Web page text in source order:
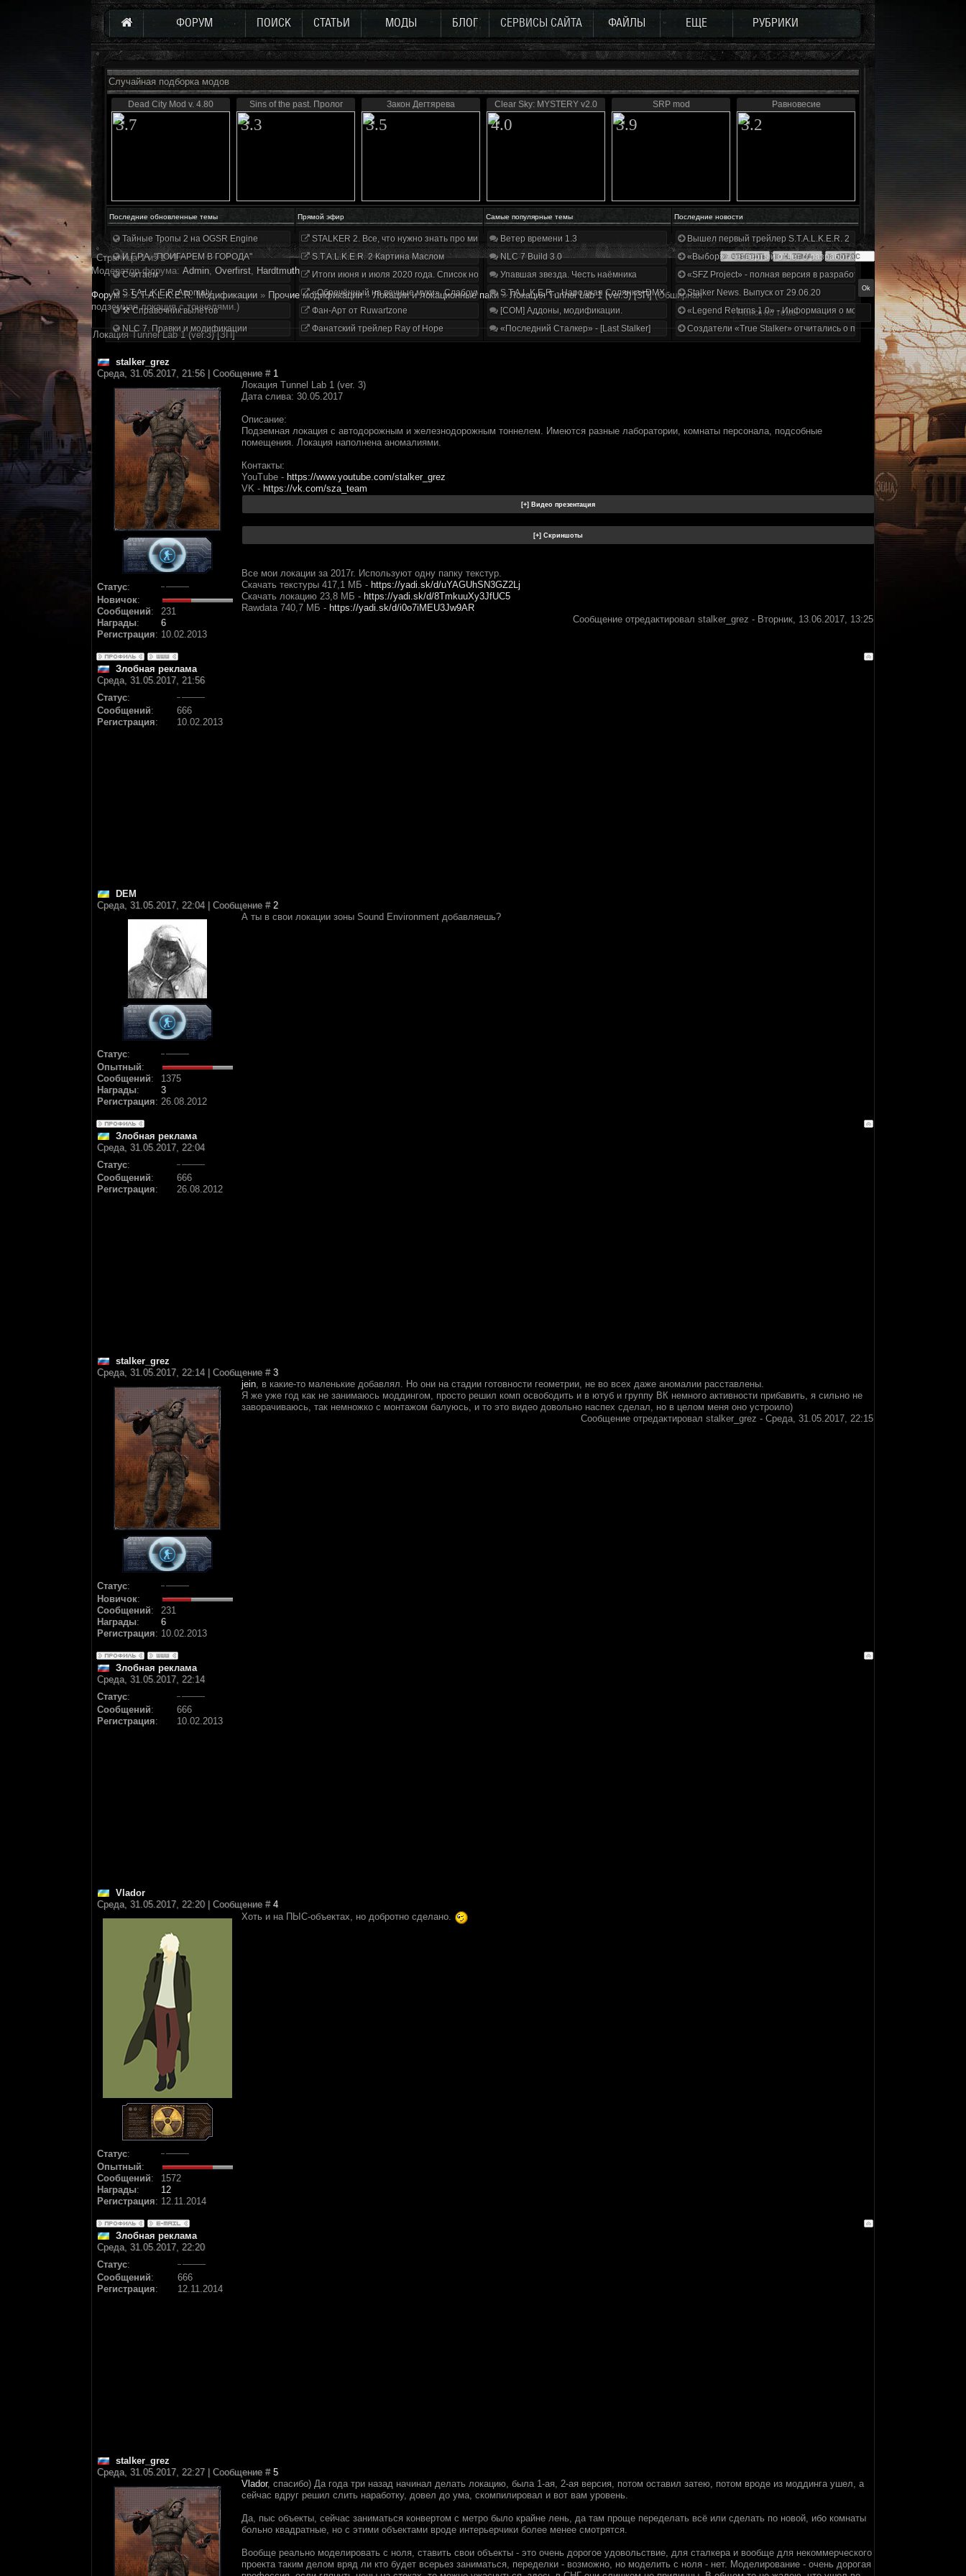
ФОРУМ ПОИСК СТАТЬИ МОДЫ БЛОГ СЕРВИСЫ САЙТА ФАЙЛЫ ЕЩЕ РУБРИКИ
Случайная подборка модов
Dead City Mod v. 4.80
3.7
Sins of the past. Пролог
3.3
Закон Дегтярева
3.5
Clear Sky: MYSTERY v2.0
4.0
SRP mod
3.9
Равновесие
3.2
Последние обновленные темы Прямой эфир Самые популярные темы Последние новости
Тайные Тропы 2 на OGSR Engine
И.Г.Р.А. "ПОИГАРЕМ В ГОРОДА"
Считаем
S.T.A.L.K.E.R. Anomaly
⚒ Справочник вылетов
NLC 7. Правки и модификации
STALKER 2. Все, что нужно знать про мир, геймплей и сюжет | Разбор трейлера
S.T.A.L.K.E.R. 2 Картина Маслом
Итоги июня и июля 2020 года. Список нововведений
«Обречённый на вечные муки». Слабоумие и отвага
Фан-Арт от Ruwartzone
Фанатский трейлер Ray of Hope
Ветер времени 1.3
NLC 7 Build 3.0
Упавшая звезда. Честь наёмника
S.T.A.L.K.E.R. - Народная Солянка+DMX 1.3.5.ООП.МА.К.
[COM] Аддоны, модификации.
«Последний Сталкер» - [Last Stalker]
Вышел первый трейлер S.T.A.L.K.E.R. 2
«Выбор» - четвертый отчет о разработке!
«SFZ Project» - полная версия в разработке!
Stalker News. Выпуск от 29.06.20
«Legend Returns 1.0» - Информация о моде за июнь 2020
Создатели «True Stalker» отчитались о проделанной работе
Страница1из1
1
Модератор форума: Аdmin, Overfirst, Hardtmuth
Форум » S.T.A.L.K.E.R. Модификации » Прочие модификации » Локации и локационные паки » Локация Tunnel Lab 1 (ver.3) [ЗП] (Обширная
подземная локация с тоннелями.)
Локация Tunnel Lab 1 (ver.3) [ЗП]
stalker_grez
Среда, 31.05.2017, 21:56 | Сообщение # 1
Статус:
Новичок:
Сообщений:
231
Награды:
6
Регистрация: 10.02.2013
Локация Tunnel Lab 1 (ver. 3)
Дата слива: 30.05.2017
Описание:
Подземная локация с автодорожным и железнодорожным тоннелем. Имеются разные лаборатории, комнаты персонала, подсобные
помещения. Локация наполнена аномалиями.
Контакты:
YouTube - https://www.youtube.com/stalker_grez
VK - https://vk.com/sza_team
Все мои локации за 2017г. Используют одну папку текстур.
Скачать текстуры 417,1 МБ - https://yadi.sk/d/uYAGUhSN3GZ2Lj
Скачать локацию 23,8 МБ - https://yadi.sk/d/8TmkuuXy3JfUC5
Rawdata 740,7 МБ - https://yadi.sk/d/i0o7iMEU3Jw9AR
Сообщение отредактировал stalker_grez - Вторник, 13.06.2017, 13:25
Злобная реклама
Среда, 31.05.2017, 21:56
Статус:
Сообщений:
666
Регистрация: 10.02.2013
DEM
Среда, 31.05.2017, 22:04 | Сообщение # 2
Статус:
Опытный:
Сообщений:
1375
Награды:
3
Регистрация: 26.08.2012
А ты в свои локации зоны Sound Environment добавляешь?
Злобная реклама
Среда, 31.05.2017, 22:04
Статус:
Сообщений:
666
Регистрация: 26.08.2012
stalker_grez
Среда, 31.05.2017, 22:14 | Сообщение # 3
Статус:
Новичок:
Сообщений:
231
Награды:
6
Регистрация: 10.02.2013
jein, в какие-то маленькие добавлял. Но они на стадии готовности геометрии, не во всех даже аномалии расставлены.
Я же уже год как не занимаюсь моддингом, просто решил комп освободить и в ютуб и группу ВК немного активности прибавить, я сильно не
заворачиваюсь, так немножко с монтажом балуюсь, и то это видео довольно наспех сделал, но в целом меня оно устроило)
Сообщение отредактировал stalker_grez - Среда, 31.05.2017, 22:15
Злобная реклама
Среда, 31.05.2017, 22:14
Статус:
Сообщений:
666
Регистрация: 10.02.2013
Vlador
Среда, 31.05.2017, 22:20 | Сообщение # 4
Статус:
Опытный:
Сообщений:
1572
Награды:
12
Регистрация: 12.11.2014
Хоть и на ПЫС-объектах, но добротно сделано.
Злобная реклама
Среда, 31.05.2017, 22:20
Статус:
Сообщений:
666
Регистрация: 12.11.2014
stalker_grez
Среда, 31.05.2017, 22:27 | Сообщение # 5
Vlador, спасибо) Да года три назад начинал делать локацию, была 1-ая, 2-ая версия, потом оставил затею, потом вроде из моддинга ушел, а
сейчас вдруг решил слить наработку, довел до ума, скомпилировал и вот вам уровень.
Да, пыс объекты, сейчас заниматься конвертом с метро было крайне лень, да там проще переделать всё или сделать по новой, ибо комнаты
больно квадратные, но с этими объектами вроде интерьерчики более менее смотрятся.
Вообще реально моделировать с ноля, ставить свои объекты - это очень дорогое удовольствие, для сталкера и вообще для некоммерческого
проекта таким делом вряд ли кто будет всерьез заниматься, переделки - возможно, но моделить с ноля - нет. Моделирование - очень дорогая